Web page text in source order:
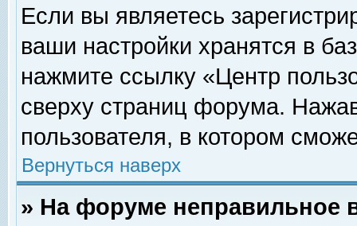
Если вы являетесь
ваши настройки хранятся в
нажмите ссылку «Центр
сверху страниц форума.
пользователя, в котором
Вернуться наверх
» На форуме неправильное